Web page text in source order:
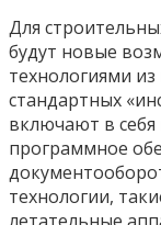
Для
будут новые
технологиями
стандартных
включают в
программное
технологии,